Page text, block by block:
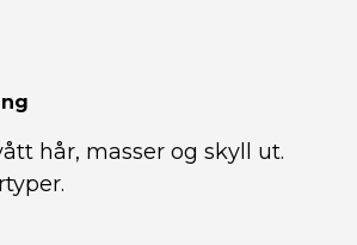
hår, masser og skyll ut.